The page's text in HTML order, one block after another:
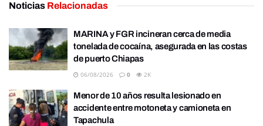
Noticias Relacionadas
MARINA y FGR incineran cerca de media
tonelada de cocaína, asegurada en las costas
de puerto Chiapas
06/08/2026 0 2K
Menor de 10 años resulta lesionado en
accidente entre motoneta y camioneta en
Tapachula